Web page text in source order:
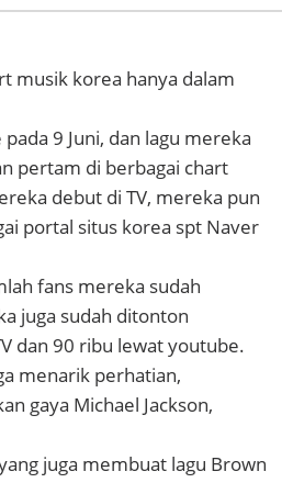
musik korea hanya dalam
9 Juni, dan lagu mereka
pertam di berbagai chart
debut di TV, mereka pun
portal situs korea spt Naver
fans mereka sudah
juga sudah ditonton
dan 90 ribu lewat youtube.
menarik perhatian,
gaya Michael Jackson,
juga membuat lagu Brown